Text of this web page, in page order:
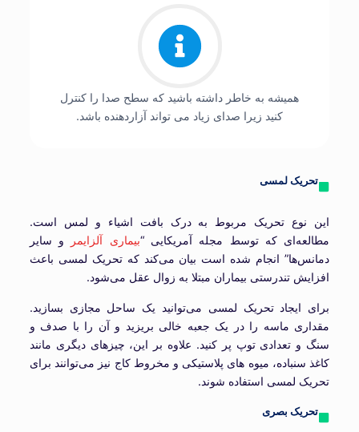
همیشه به خاطر داشته باشید که سطح صدا را کنترل
کنید زیرا صدای زیاد می تواند آزاردهنده باشد.
تحریک لمسی
این نوع تحریک مربوط به درک بافت اشیاء و لمس است.
مطالعه‌ای که توسط مجله آمریکایی “بیماری آلزایمر
و سایر
دمانس‌ها” انجام شده است بیان می‌کند که تحریک لمسی باعث
افزایش تندرستی بیماران مبتلا به زوال عقل می‌شود.
برای ایجاد تحریک لمسی می‌توانید یک ساحل مجازی بسازید.
مقداری ماسه را در یک جعبه خالی بریزید و آن را با صدف و
سنگ و تعدادی توپ پر کنید. علاوه بر این، چیزهای دیگری مانند
کاغذ سنباده، میوه های پلاستیکی و مخروط کاج نیز می‌توانند برای
تحریک لمسی استفاده شوند.
تحریک بصری